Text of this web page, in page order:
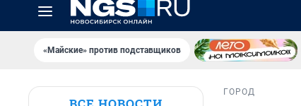
«Майские» против подставщиков
ГОРОД